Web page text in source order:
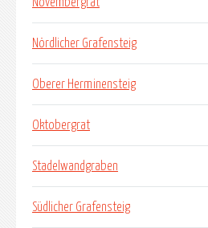
Nördlicher Grafensteig
Oberer Herminensteig
Oktobergrat
Stadelwandgraben
Südlicher Grafensteig